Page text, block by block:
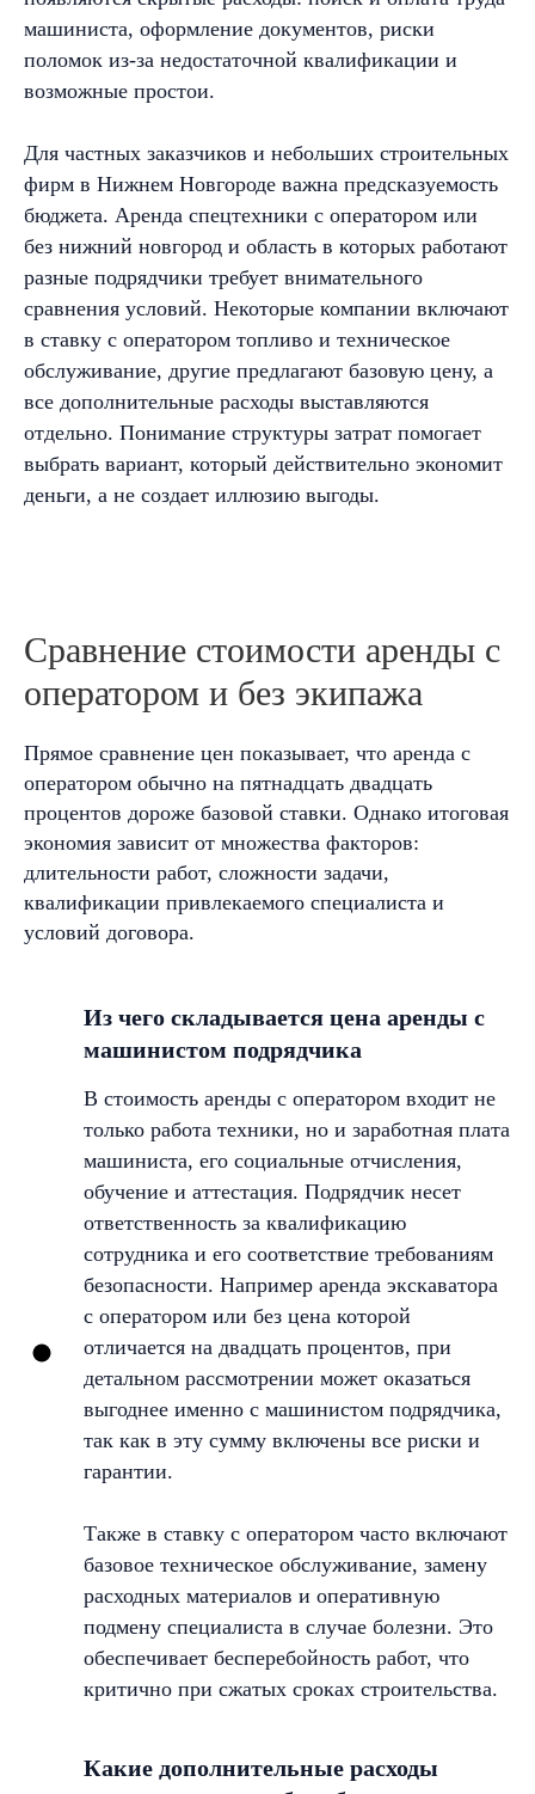
машиниста, оформление документов, риски
поломок из-за недостаточной квалификации и
возможные простои.
Для частных заказчиков и небольших строительных
фирм в Нижнем Новгороде важна предсказуемость
бюджета. Аренда спецтехники с оператором или
без нижний новгород и область в которых работают
разные подрядчики требует внимательного
сравнения условий. Некоторые компании включают
в ставку с оператором топливо и техническое
обслуживание, другие предлагают базовую цену, а
все дополнительные расходы выставляются
отдельно. Понимание структуры затрат помогает
выбрать вариант, который действительно экономит
деньги, а не создает иллюзию выгоды.
Сравнение стоимости аренды с
оператором и без экипажа
Прямое сравнение цен показывает, что аренда с
оператором обычно на пятнадцать двадцать
процентов дороже базовой ставки. Однако итоговая
экономия зависит от множества факторов:
длительности работ, сложности задачи,
квалификации привлекаемого специалиста и
условий договора.
Из чего складывается цена аренды с
машинистом подрядчика
В стоимость аренды с оператором входит не
только работа техники, но и заработная плата
машиниста, его социальные отчисления,
обучение и аттестация. Подрядчик несет
ответственность за квалификацию
сотрудника и его соответствие требованиям
безопасности. Например аренда экскаватора
с оператором или без цена которой
отличается на двадцать процентов, при
детальном рассмотрении может оказаться
выгоднее именно с машинистом подрядчика,
так как в эту сумму включены все риски и
гарантии.
Также в ставку с оператором часто включают
базовое техническое обслуживание, замену
расходных материалов и оперативную
подмену специалиста в случае болезни. Это
обеспечивает бесперебойность работ, что
критично при сжатых сроках строительства.
Какие дополнительные расходы